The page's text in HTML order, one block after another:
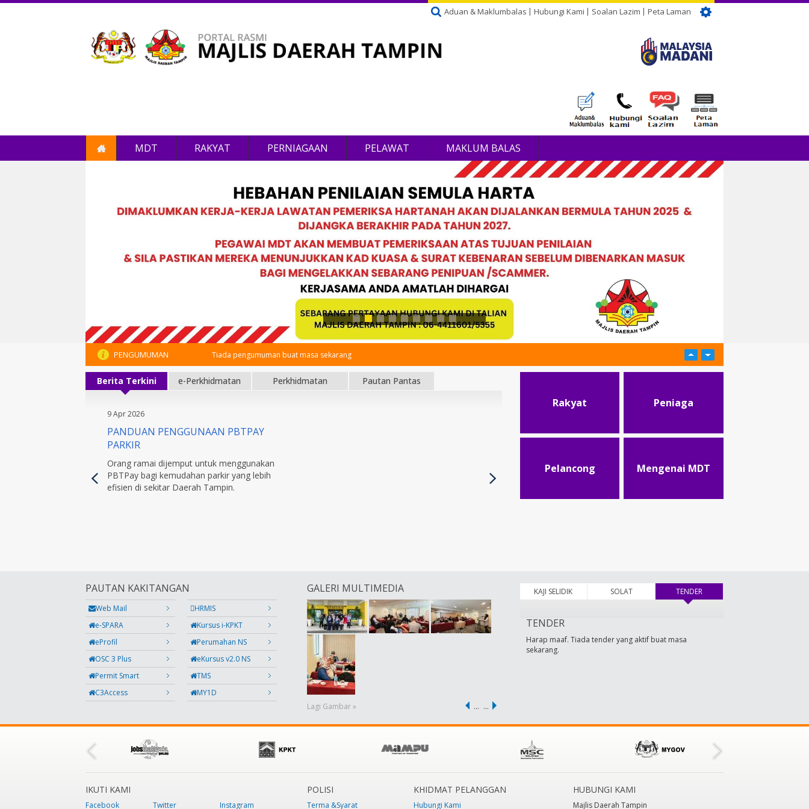
Aduan & Maklumbalas Hubungi Kami Soalan Lazim Peta Laman
MDT RAKYAT PERNIAGAAN PELAWAT MAKLUM BALAS
PENGUMUMAN Tiada pengumuman buat masa sekarang
Berita Terkini e-Perkhidmatan Perkhidmatan Pautan Pantas
9 Apr 2026
PANDUAN PENGGUNAAN PBTPAY
PARKIR
Orang ramai dijemput untuk menggunakan
PBTPay bagi kemudahan parkir yang lebih
efisien di sekitar Daerah Tampin.
Rakyat Peniaga
Pelancong Mengenai MDT
PAUTAN KAKITANGAN
Web Mail
HRMIS
e-SPARA
Kursus i-KPKT
eProfil
Perumahan NS
OSC 3 Plus
eKursus v2.0 NS
Permit Smart
TMS
C3Access
MY1D
GALERI MULTIMEDIA
Lagi Gambar » … …
KAJI SELIDIK SOLAT TENDER(tab aktif)
TENDER
Harap maaf. Tiada tender yang aktif buat masa
sekarang.
IKUTI KAMI
Facebook Twitter Instagram
POLISI
Terma &Syarat
KHIDMAT PELANGGAN
Hubungi Kami
HUBUNGI KAMI
Majlis Daerah Tampin